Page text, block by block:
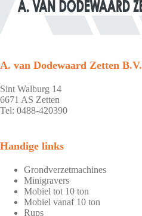
A. van Dodewaard Zetten B.V.
Sint Walburg 14
6671 AS Zetten
Tel: 0488-420390
Handige links
Grondverzetmachines
Minigravers
Mobiel tot 10 ton
Mobiel vanaf 10 ton
Rups